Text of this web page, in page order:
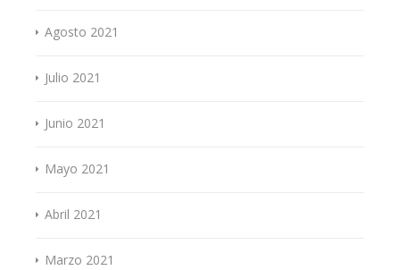
Agosto 2021
Julio 2021
Junio 2021
Mayo 2021
Abril 2021
Marzo 2021